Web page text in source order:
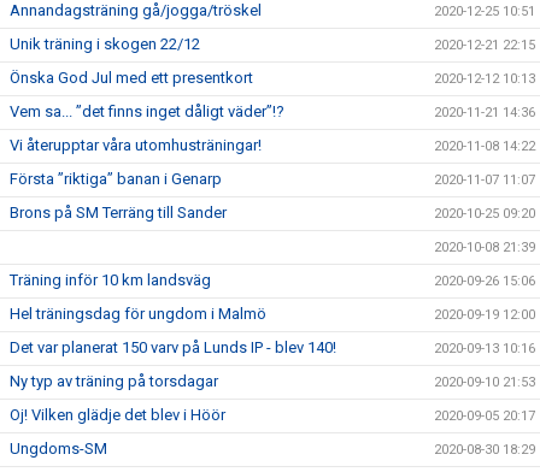
Annandagsträning gå/jogga/tröskel 2020-12-25 10:51
Unik träning i skogen 22/12 2020-12-21 22:15
Önska God Jul med ett presentkort 2020-12-12 10:13
Vem sa... ”det finns inget dåligt väder”!? 2020-11-21 14:36
Vi återupptar våra utomhusträningar! 2020-11-08 14:22
Första ”riktiga” banan i Genarp 2020-11-07 11:07
Brons på SM Terräng till Sander 2020-10-25 09:20
2020-10-08 21:39
Träning inför 10 km landsväg 2020-09-26 15:06
Hel träningsdag för ungdom i Malmö 2020-09-19 12:00
Det var planerat 150 varv på Lunds IP - blev 140! 2020-09-13 10:16
Ny typ av träning på torsdagar 2020-09-10 21:53
Oj! Vilken glädje det blev i Höör 2020-09-05 20:17
Ungdoms-SM 2020-08-30 18:29